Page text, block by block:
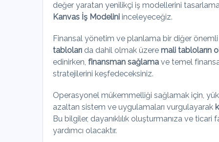
değer yaratan yenilikçi iş modellerini
Kanvas İş Modelini inceleyeceğiz.
Finansal yönetim ve planlama bir diğer önemli
tabloları da dahil olmak üzere mali tabloların
edinirken, finansman sağlama ve temel
stratejilerini keşfedeceksiniz.
Operasyonel mükemmelliği sağlamak için,
azaltan sistem ve uygulamaları vurgulayarak
Bu bilgiler, dayanıklılık oluşturmanıza ve
yardımcı olacaktır.